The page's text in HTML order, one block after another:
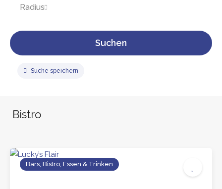
Radius
Suchen
Suche speichern
Bistro
Bars, Bistro, Essen & Trinken